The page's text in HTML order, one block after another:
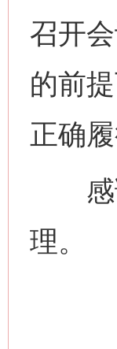
召开
的前
正确
感谢
理。